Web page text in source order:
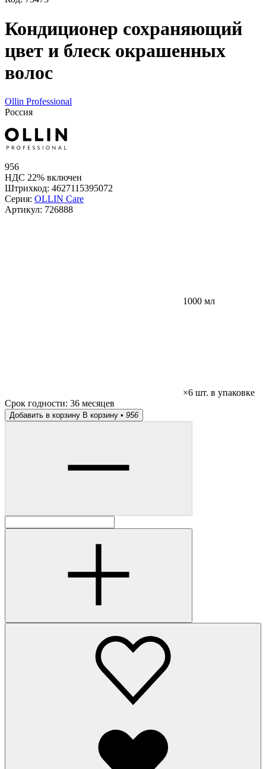
Кондиционер сохраняющий
цвет и блеск окрашенных
волос
Ollin Professional
Россия
956
НДС 22% включен
Штрихкод: 4627115395072
Серия: OLLIN Care
Артикул: 726888
1000 мл
×6 шт. в упаковке
Срок годности: 36 месяцев
Добавить в корзину В корзину • 956